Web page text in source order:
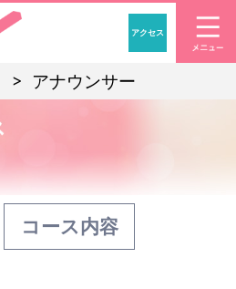
「アナウンサー・マ
アクセス
アナウンサー
コース内容